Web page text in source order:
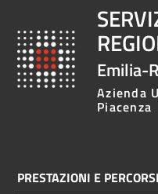
Emilia-
Azienda
Piacenza
PRESTAZIONI E